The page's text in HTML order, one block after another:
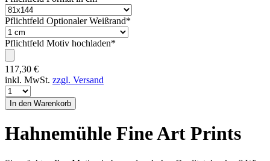
Pflichtfeld Optionaler Weißrand*
Pflichtfeld Motiv hochladen*
117,30 €
inkl. MwSt. zzgl. Versand
Hahnemühle Fine Art Prints